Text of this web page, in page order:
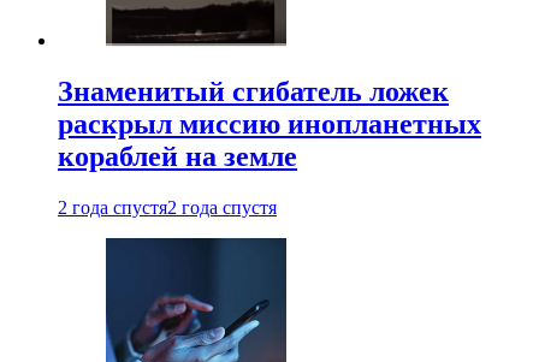
Знаменитый сгибатель ложек
раскрыл миссию инопланетных
кораблей на земле
2 года спустя2 года спустя